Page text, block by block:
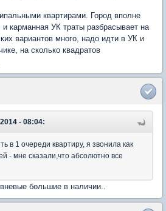
квартирами. Город вполне
карманная УК траты разбрасывает на
вариантов много, надо идти в УК и
на сколько квадратов
- 08:04:
в 1 очереди квартиру, я звонила как
- мне сказали,что абсолютно все
большие в наличии..